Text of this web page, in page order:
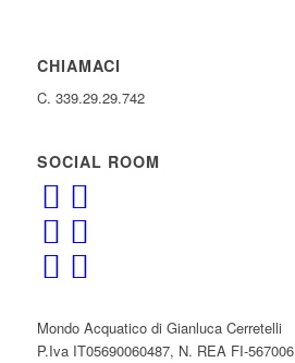
CHIAMACI
C. 339.29.29.742
SOCIAL ROOM
Mondo Acquatico di Gianluca Cerretelli
P.Iva IT05690060487, N. REA FI-567006